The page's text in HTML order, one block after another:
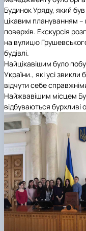
Будинок Уряду, який
цікавим плануванням –
поверхів. Екскурсія
на вулицю
будівлі.
Найцікавішим було
України., які усі
відчути себе
Найжвавішим місцем
відбуваються